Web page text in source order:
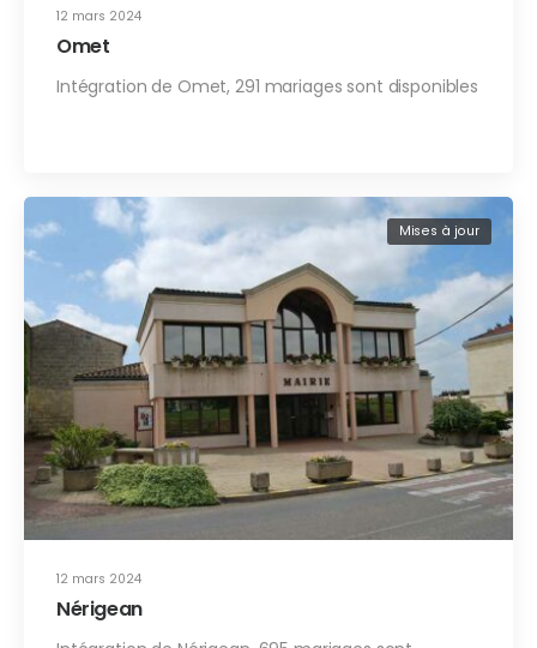
12 mars 2024
Omet
Intégration de Omet, 291 mariages sont disponibles
12 mars 2024
Mises à jour
Nérigean